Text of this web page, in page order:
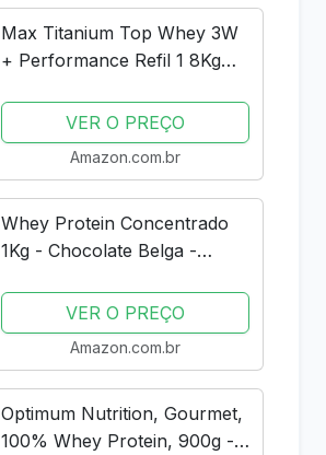
Max Titanium Top Whey 3W
+ Performance Refil 1 8Kg
VER O PREÇO
Amazon.com.br
Whey Protein Concentrado
1Kg - Chocolate Belga -
VER O PREÇO
Amazon.com.br
Optimum Nutrition, Gourmet,
100% Whey Protein, 900g -